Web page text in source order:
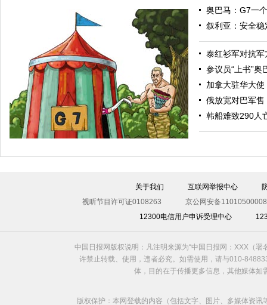
“渴望之狮”多国联合军演举行 美军秀军事力量
欧洲国家不愿与俄罗斯闹僵
奥巴马：G7一
叙利亚：安全
泰红衫军对抗
参议员“上书”奥
加拿大驻华大
俄放宽对巴军
韩船难致290人
关于我们 互联网举报中心
视听节目许可证0108263
京公网安备
12300电信用户申诉受理中心
中国日报网版权说明：凡注明来源为“中国日报网：XXX（
许禁止转载、使用，违者必究。如需使用，请与010-
体，目的在于传播更多信息，其他媒体
版权保护：本网登载的内容（包括文字、图片、多媒体资